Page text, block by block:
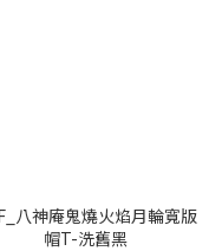
八神庵鬼燒火焰月輪寬版
帽T-洗舊黑